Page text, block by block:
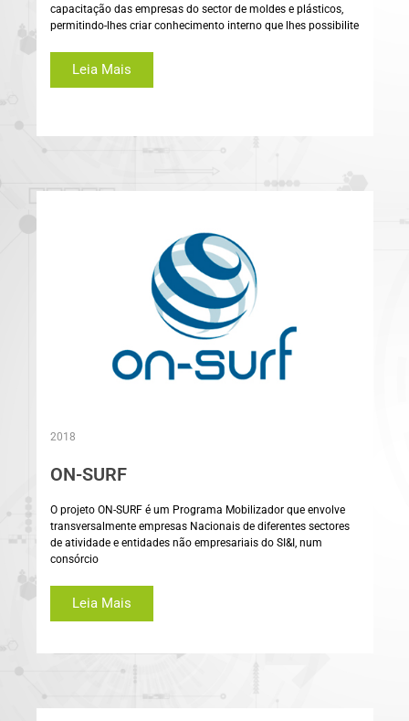
capacitação das empresas do sector de moldes e plásticos,
permitindo-lhes criar conhecimento interno que lhes possibilite
Leia Mais
2018
ON-SURF
O projeto ON-SURF é um Programa Mobilizador que envolve
transversalmente empresas Nacionais de diferentes sectores
de atividade e entidades não empresariais do SI&I, num
consórcio
Leia Mais